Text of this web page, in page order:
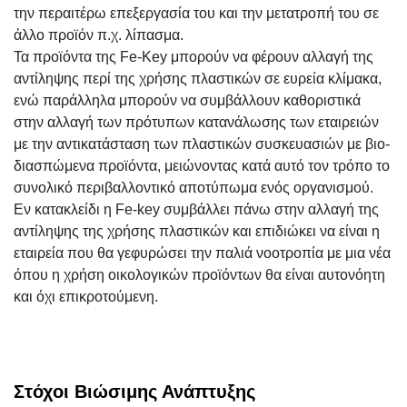
την περαιτέρω επεξεργασία του και την μετατροπή του σε
άλλο προϊόν π.χ. λίπασμα.
Τα προϊόντα της Fe-Key μπορούν να φέρουν αλλαγή της
αντίληψης περί της χρήσης πλαστικών σε ευρεία κλίμακα,
ενώ παράλληλα μπορούν να συμβάλλουν καθοριστικά
στην αλλαγή των πρότυπων κατανάλωσης των εταιρειών
με την αντικατάσταση των πλαστικών συσκευασιών με βιο-
διασπώμενα προϊόντα, μειώνοντας κατά αυτό τον τρόπο το
συνολικό περιβαλλοντικό αποτύπωμα ενός οργανισμού.
Εν κατακλείδι η Fe-key συμβάλλει πάνω στην αλλαγή της
αντίληψης της χρήσης πλαστικών και επιδιώκει να είναι η
εταιρεία που θα γεφυρώσει την παλιά νοοτροπία με μια νέα
όπου η χρήση οικολογικών προϊόντων θα είναι αυτονόητη
και όχι επικροτούμενη.
Στόχοι Βιώσιμης Ανάπτυξης